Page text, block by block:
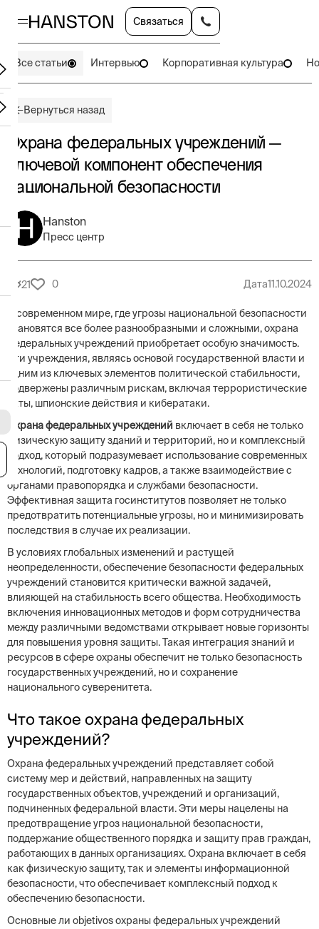
Связаться
Все статьи Интервью Корпоративная культура
Вернуться назад
Охрана федеральных учреждений —
ключевой компонент обеспечения
национальной безопасности
Hanston
Пресс центр
21 0 Дата11.10.2024
В современном мире, где угрозы национальной безопасности
становятся все более разнообразными и сложными, охрана
федеральных учреждений приобретает особую значимость.
Эти учреждения, являясь основой государственной власти и
одним из ключевых элементов политической стабильности,
подвержены различным рискам, включая террористические
акты, шпионские действия и кибератаки.
Охрана федеральных учреждений включает в себя не только
физическую защиту зданий и территорий, но и комплексный
подход, который подразумевает использование современных
технологий, подготовку кадров, а также взаимодействие с
органами правопорядка и службами безопасности.
Эффективная защита госинститутов позволяет не только
предотвратить потенциальные угрозы, но и минимизировать
последствия в случае их реализации.
В условиях глобальных изменений и растущей
неопределенности, обеспечение безопасности федеральных
учреждений становится критически важной задачей,
влияющей на стабильность всего общества. Необходимость
включения инновационных методов и форм сотрудничества
между различными ведомствами открывает новые горизонты
для повышения уровня защиты. Такая интеграция знаний и
ресурсов в сфере охраны обеспечит не только безопасность
государственных учреждений, но и сохранение
национального суверенитета.
Что такое охрана федеральных
учреждений?
Охрана федеральных учреждений представляет собой
систему мер и действий, направленных на защиту
государственных объектов, учреждений и организаций,
подчиненных федеральной власти. Эти меры нацелены на
предотвращение угроз национальной безопасности,
поддержание общественного порядка и защиту прав граждан,
работающих в данных организациях. Охрана включает в себя
как физическую защиту, так и элементы информационной
безопасности, что обеспечивает комплексный подход к
обеспечению безопасности.
Основные ли objetivos охраны федеральных учреждений